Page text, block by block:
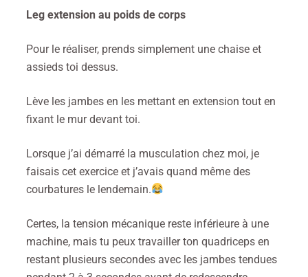
Leg extension au poids de corps
Pour le réaliser, prends simplement une chaise et
assieds toi dessus.
Lève les jambes en les mettant en extension tout en
fixant le mur devant toi.
Lorsque j’ai démarré la musculation chez moi, je
faisais cet exercice et j’avais quand même des
courbatures le lendemain.
Certes, la tension mécanique reste inférieure à une
machine, mais tu peux travailler ton quadriceps en
restant plusieurs secondes avec les jambes tendues